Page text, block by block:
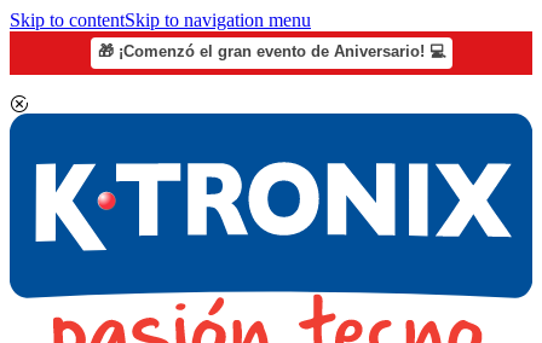
Skip to contentSkip to navigation menu
🎁 ¡Comenzó el gran evento de Aniversario! 💻